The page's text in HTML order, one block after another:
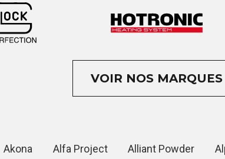
VOIR NOS MARQUES
Akona Alfa Project Alliant Powder